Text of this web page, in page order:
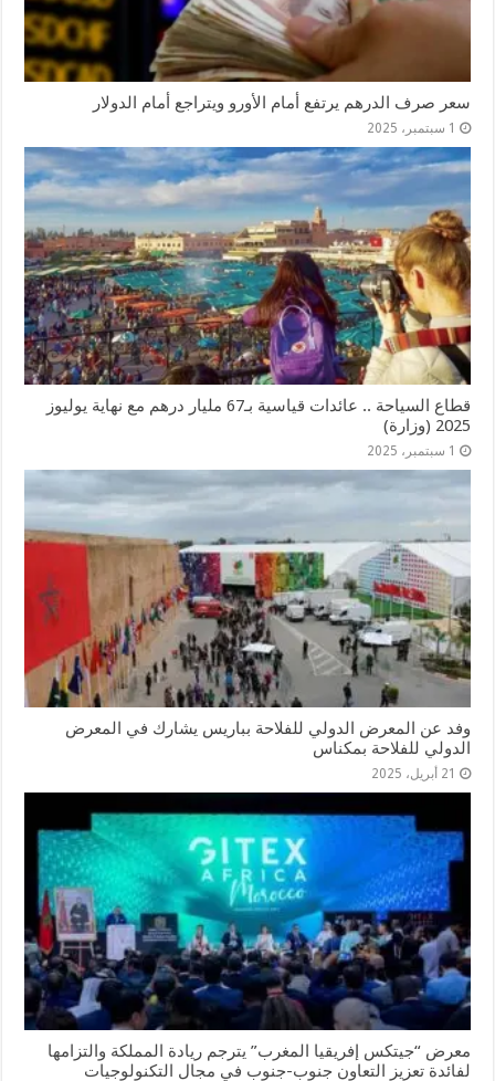
سعر صرف الدرهم يرتفع أمام الأورو ويتراجع أمام الدولار
1 سبتمبر، 2025
قطاع السياحة .. عائدات قياسية بـ67 مليار درهم مع نهاية يوليوز
2025 (وزارة)
1 سبتمبر، 2025
وفد عن المعرض الدولي للفلاحة بباريس يشارك في المعرض
الدولي للفلاحة بمكناس
21 أبريل، 2025
معرض “جيتكس إفريقيا المغرب” يترجم ريادة المملكة والتزامها
لفائدة تعزيز التعاون جنوب-جنوب في مجال التكنولوجيات